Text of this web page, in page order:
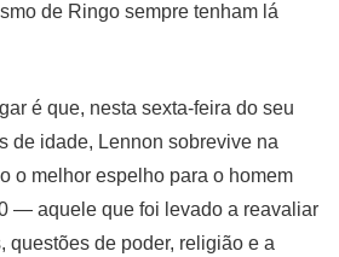
de Ringo sempre tenham lá
é que, nesta sexta-feira do seu
de idade, Lennon sobrevive na
o melhor espelho para o homem
— aquele que foi levado a reavaliar
questões de poder, religião e a